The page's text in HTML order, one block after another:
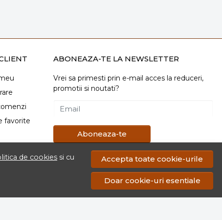
de cookies si cu
Accepta toate cookie-urile
Doar cookie-uri esentiale
favorite
ABONEAZA-TE LA NEWSLETTER
Vrei sa primesti prin e-mail acces la reduceri,
promotii si noutati?
Email
Aboneaza-te